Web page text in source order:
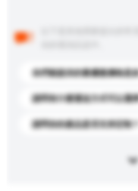
你們能提供的最優惠價格是
請問有什麼運送方式可以選擇
請問你的產品是否支持定制？